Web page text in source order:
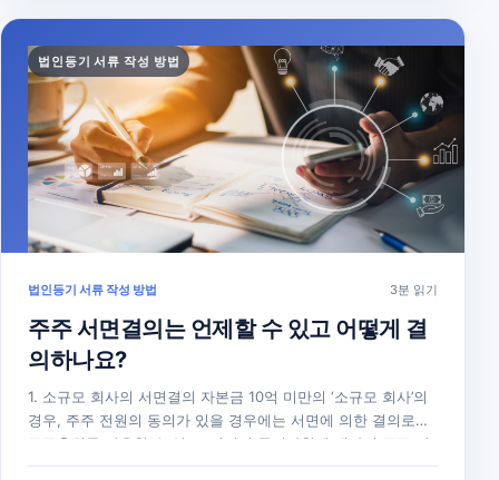
드시 한글이 포함되어 있어야 합니다.
법인등기 서류 작성 방법
법인등기 서류 작성 방법 3분 읽기
주주 서면결의는 언제할 수 있고 어떻게 결
의하나요?
1. 소규모 회사의 서면결의 자본금 10억 미만의 ‘소규모 회사’의
경우, 주주 전원의 동의가 있을 경우에는 서면에 의한 결의로써
주주총회를 갈음할 수 있고, 결의의 목적사항에 대하여 주주 전
원이 서면으로 동의한 때에는 서면에 의한 결의가 있는 것으로